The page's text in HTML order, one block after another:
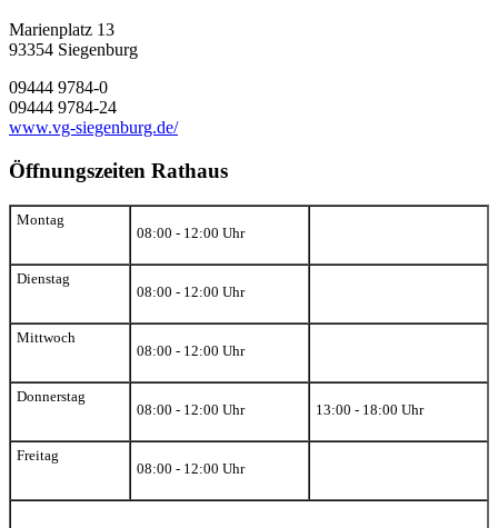
Marienplatz 13
93354 Siegenburg
09444 9784-0
09444 9784-24
www.vg-siegenburg.de/
Öffnungszeiten Rathaus
Montag
08:00 - 12:00 Uhr
Dienstag
08:00 - 12:00 Uhr
Mittwoch
08:00 - 12:00 Uhr
Donnerstag
08:00 - 12:00 Uhr
13:00 - 18:00 Uhr
Freitag
08:00 - 12:00 Uhr